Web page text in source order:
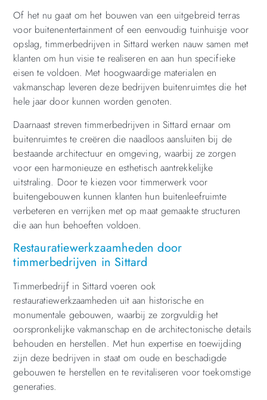
Of het nu gaat om het bouwen van een uitgebreid terras
voor buitenentertainment of een eenvoudig tuinhuisje voor
opslag, timmerbedrijven in Sittard werken nauw samen met
klanten om hun visie te realiseren en aan hun specifieke
eisen te voldoen. Met hoogwaardige materialen en
vakmanschap leveren deze bedrijven buitenruimtes die het
hele jaar door kunnen worden genoten.
Daarnaast streven timmerbedrijven in Sittard ernaar om
buitenruimtes te creëren die naadloos aansluiten bij de
bestaande architectuur en omgeving, waarbij ze zorgen
voor een harmonieuze en esthetisch aantrekkelijke
uitstraling. Door te kiezen voor timmerwerk voor
buitengebouwen kunnen klanten hun buitenleefruimte
verbeteren en verrijken met op maat gemaakte structuren
die aan hun behoeften voldoen.
Restauratiewerkzaamheden door
timmerbedrijven in Sittard
Timmerbedrijf in Sittard voeren ook
restauratiewerkzaamheden uit aan historische en
monumentale gebouwen, waarbij ze zorgvuldig het
oorspronkelijke vakmanschap en de architectonische details
behouden en herstellen. Met hun expertise en toewijding
zijn deze bedrijven in staat om oude en beschadigde
gebouwen te herstellen en te revitaliseren voor toekomstige
generaties.